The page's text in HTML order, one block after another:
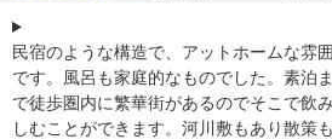
民宿のような構造で、アットホームな雰
です。風呂も家庭的なものでした。素泊
で徒歩圏内に繁華街があるのでそこで飲
しむことができます。河川敷もあり散策